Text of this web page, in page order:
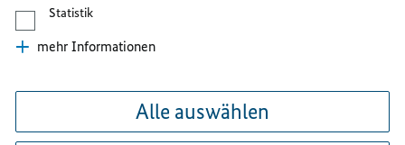
Statistik
mehr Informationen
Alle auswählen